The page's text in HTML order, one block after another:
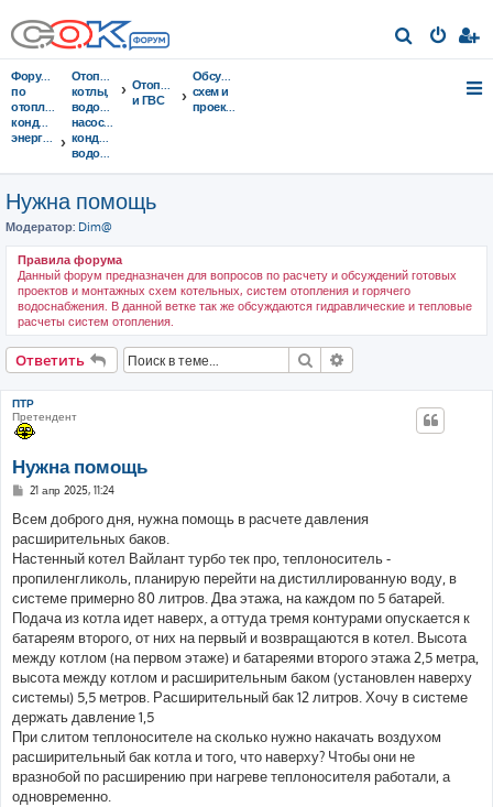
о
Форумы
по
отоплению,
кондиционированию,
энергосбережению
Отопительные
котлы,
водонагреватели,
насосы,
кондиционеры,
водоочистка...
Отопление
и ГВС
Обсуждение
схем и
проектов
Нужна помощь
Модератор: Dim@
Правила форума
Данный форум предназначен для вопросов по расчету и обсуждений готовых
проектов и монтажных схем котельных, систем отопления и горячего
водоснабжения. В данной ветке так же обсуждаются гидравлические и тепловые
расчеты систем отопления.
Ответить Поиск
ПТР
Претендент
Нужна помощь
С
о
б
щ
е
н
и
е
21 апр 2025, 11:24
Всем доброго дня, нужна помощь в расчете давления
расширительных баков.
Настенный котел Вайлант турбо тек про, теплоноситель -
пропиленгликоль, планирую перейти на дистиллированную воду, в
системе примерно 80 литров. Два этажа, на каждом по 5 батарей.
Подача из котла идет наверх, а оттуда тремя контурами опускается к
батареям второго, от них на первый и возвращаются в котел. Высота
между котлом (на первом этаже) и батареями второго этажа 2,5 метра,
высота между котлом и расширительным баком (установлен наверху
системы) 5,5 метров. Расширительный бак 12 литров. Хочу в системе
держать давление 1,5
При слитом теплоносителе на сколько нужно накачать воздухом
расширительный бак котла и того, что наверху? Чтобы они не
вразнобой по расширению при нагреве теплоносителя работали, а
одновременно.